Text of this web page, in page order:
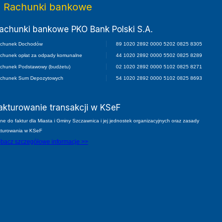
Rachunki bankowe
bankowe PKO Bank Polski S.A.
Dochodów 89 1020 2892 0000 5202 0825 8305
opłat za odpady komunalne 44 1020 2892 0000 5502 0825 8289
Podstawowy (budżetu) 02 1020 2892 0000 5102 0825 8271
Sum Depozytowych 54 1020 2892 0000 5102 0825 8693
transakcji w KSeF
do faktur dla Miasta i Gminy Szczawnica i jej jednostek organizacyjnych oraz zasady
w KSeF
szczegółowe informacje >>